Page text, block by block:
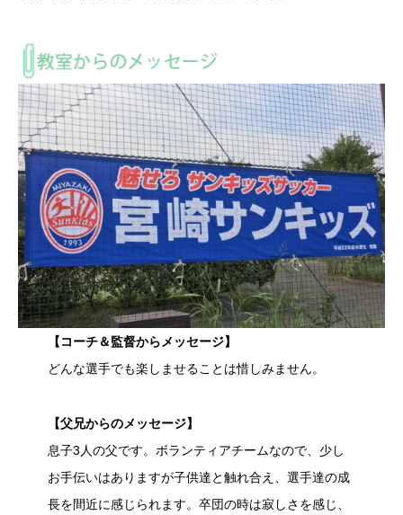
【コーチ＆監督からメッセージ】
どんな選手でも楽しませることは惜しみません。
【父兄からのメッセージ】
息子3人の父です。ボランティアチームなので、少し
お手伝いはありますが子供達と触れ合え、選手達の成
長を間近に感じられます。卒団の時は寂しさを感じ、